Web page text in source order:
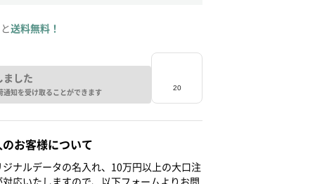
送料無料！
ました
知を受け取ることができます
お客様について
ナルデータの名入れ、10万円以上の大口注
応いたしますので、以下フォームよりお問